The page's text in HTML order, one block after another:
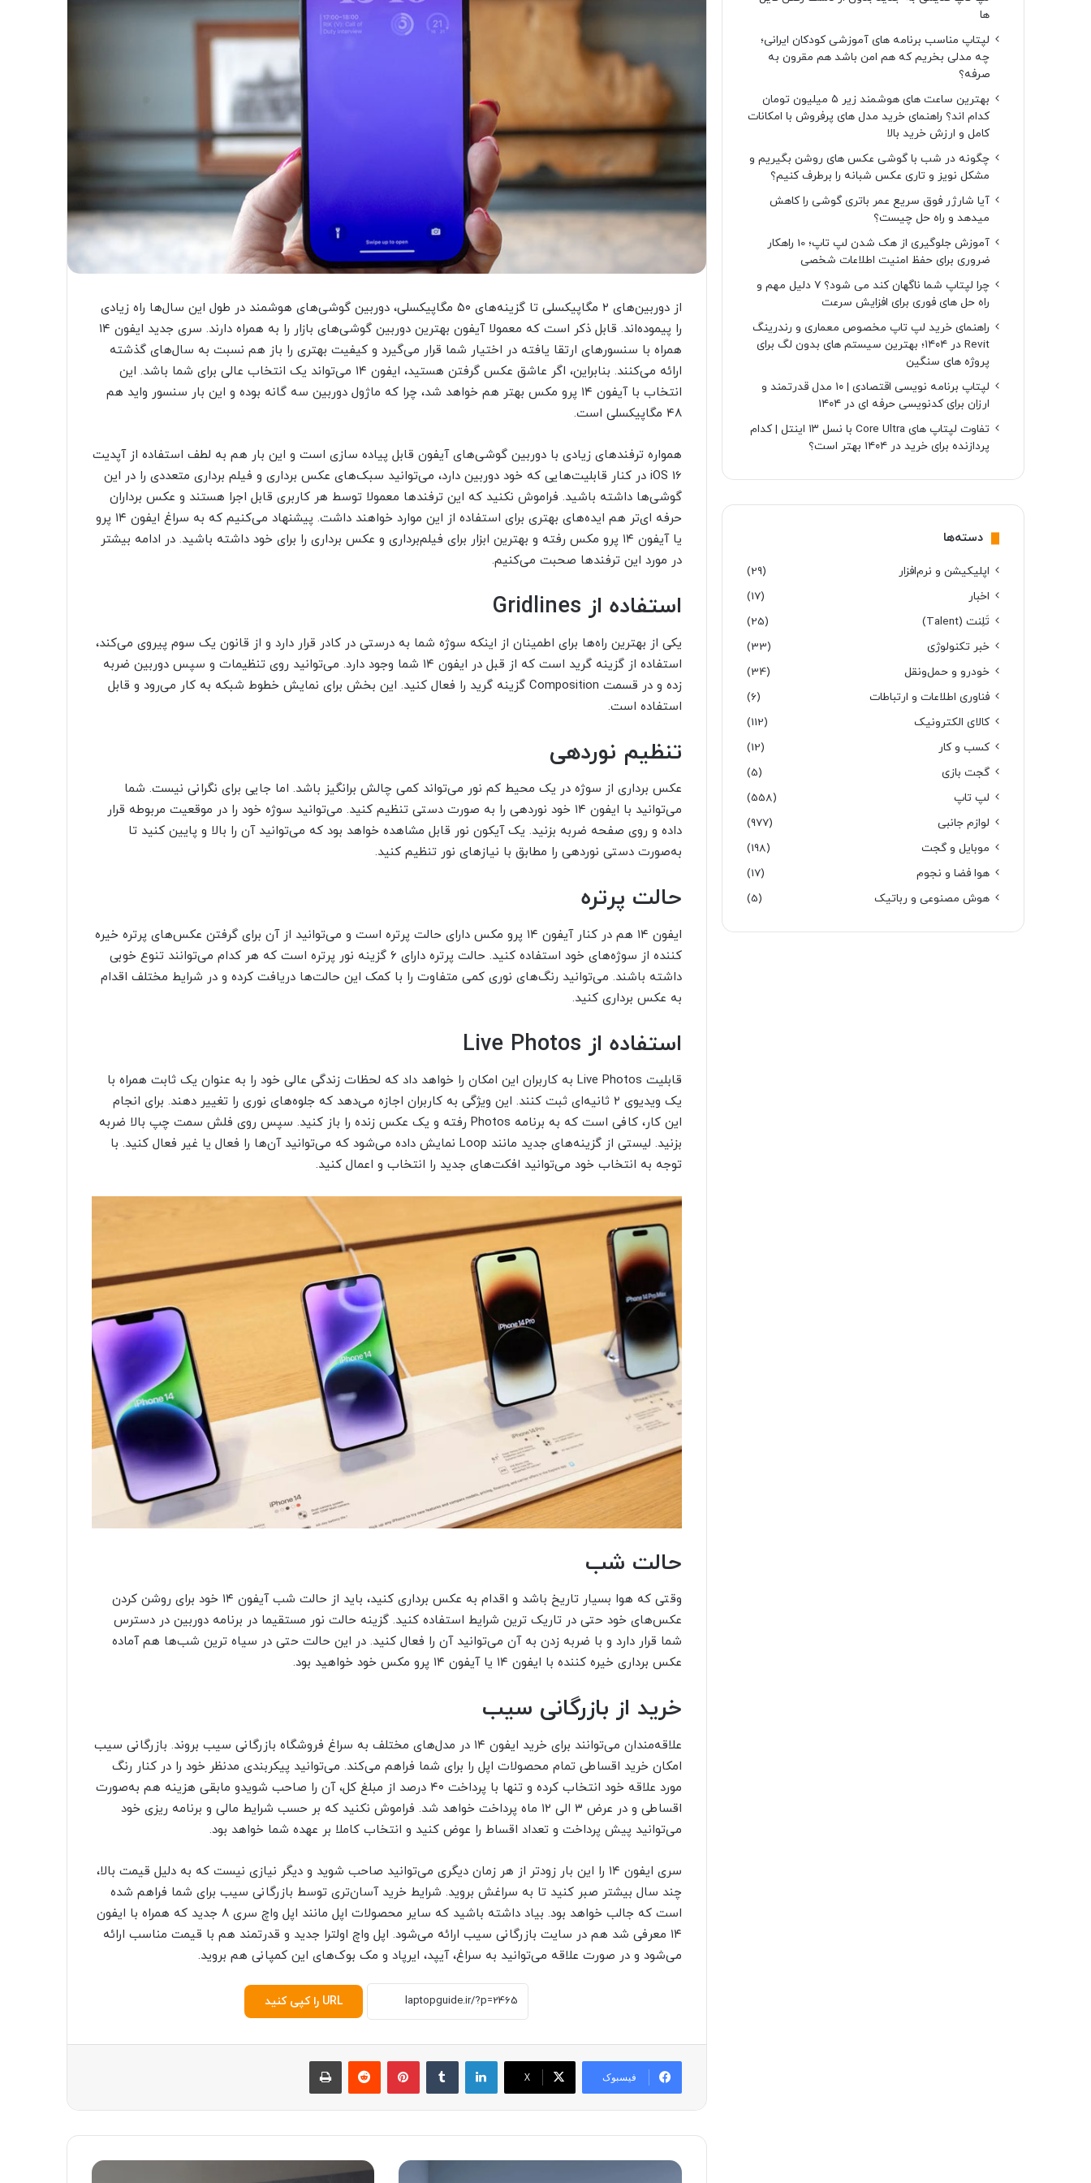
از دوربین‌های ۲ مگاپیکسلی تا گزینه‌های ۵۰ مگاپیکسلی، دوربین گوشی‌های هوشمند در طول این سال‌ها راه زیادی
را پیموده‌اند. قابل ذکر است که معمولا آیفون بهترین دوربین گوشی‌های بازار را به همراه دارند. سری جدید ایفون ۱۴
همراه با سنسورهای ارتقا یافته در اختیار شما قرار می‌گیرد و کیفیت بهتری را باز هم نسبت به سال‌های گذشته
ارائه می‌کنند. بنابراین، اگر عاشق عکس گرفتن هستید، ایفون ۱۴ می‌تواند یک انتخاب عالی برای شما باشد. این
انتخاب با آیفون ۱۴ پرو مکس بهتر هم خواهد شد، چرا که ماژول دوربین سه گانه بوده و این بار سنسور واید هم
۴۸ مگاپیکسلی است.
همواره ترفندهای زیادی با دوربین گوشی‌های آیفون قابل پیاده سازی است و این بار هم به لطف استفاده از آپدیت
iOS 16 در کنار قابلیت‌هایی که خود دوربین دارد، می‌توانید سبک‌های عکس برداری و فیلم برداری متعددی را در این
گوشی‌ها داشته باشید. فراموش نکنید که این ترفندها معمولا توسط هر کاربری قابل اجرا هستند و عکس برداران
حرفه ای‌تر هم ایده‌های بهتری برای استفاده از این موارد خواهند داشت. پیشنهاد می‌کنیم که به سراغ ایفون ۱۴ پرو
یا آیفون ۱۴ پرو مکس رفته و بهترین ابزار برای فیلم‌برداری و عکس برداری را برای خود داشته باشید. در ادامه بیشتر
در مورد این ترفندها صحبت می‌کنیم.
استفاده از Gridlines
یکی از بهترین راه‌ها برای اطمینان از اینکه سوژه شما به درستی در کادر قرار دارد و از قانون یک سوم پیروی می‌کند،
استفاده از گزینه گرید است که از قبل در ایفون ۱۴ شما وجود دارد. می‌توانید روی تنظیمات و سپس دوربین ضربه
زده و در قسمت Composition گزینه گرید را فعال کنید. این بخش برای نمایش خطوط شبکه به کار می‌رود و قابل
استفاده است.
تنظیم نوردهی
عکس برداری از سوژه در یک محیط کم نور می‌تواند کمی چالش برانگیز باشد. اما جایی برای نگرانی نیست. شما
می‌توانید با ایفون ۱۴ خود نوردهی را به صورت دستی تنظیم کنید. می‌توانید سوژه خود را در موقعیت مربوطه قرار
داده و روی صفحه ضربه بزنید. یک آیکون نور قابل مشاهده خواهد بود که می‌توانید آن را بالا و پایین کنید تا
به‌صورت دستی نوردهی را مطابق با نیازهای نور تنظیم کنید.
حالت پرتره
ایفون ۱۴ هم در کنار آیفون ۱۴ پرو مکس دارای حالت پرتره است و می‌توانید از آن برای گرفتن عکس‌های پرتره خیره
کننده از سوژه‌های خود استفاده کنید. حالت پرتره دارای ۶ گزینه نور پرتره است که هر کدام می‌توانند تنوع خوبی
داشته باشند. می‌توانید رنگ‌های نوری کمی متفاوت را با کمک این حالت‌ها دریافت کرده و در شرایط مختلف اقدام
به عکس برداری کنید.
استفاده از Live Photos
قابلیت Live Photos به کاربران این امکان را خواهد داد که لحظات زندگی عالی خود را به عنوان یک ثابت همراه با
یک ویدیوی ۲ ثانیه‌ای ثبت کنند. این ویژگی به کاربران اجازه می‌دهد که جلوه‌های نوری را تغییر دهند. برای انجام
این کار، کافی است که به برنامه Photos رفته و یک عکس زنده را باز کنید. سپس روی فلش سمت چپ بالا ضربه
بزنید. لیستی از گزینه‌های جدید مانند Loop نمایش داده می‌شود که می‌توانید آن‌ها را فعال یا غیر فعال کنید. با
توجه به انتخاب خود می‌توانید افکت‌های جدید را انتخاب و اعمال کنید.
حالت شب
وقتی که هوا بسیار تاریخ باشد و اقدام به عکس برداری کنید، باید از حالت شب آیفون ۱۴ خود برای روشن کردن
عکس‌های خود حتی در تاریک ترین شرایط استفاده کنید. گزینه‌ حالت نور مستقیما در برنامه دوربین در دسترس
شما قرار دارد و با ضربه زدن به آن می‌توانید آن را فعال کنید. در این حالت حتی در سیاه ترین شب‌ها هم آماده
عکس برداری خیره کننده با ایفون ۱۴ یا آیفون ۱۴ پرو مکس خود خواهید بود.
خرید از بازرگانی سیب
علاقه‌مندان می‌توانند برای خرید ایفون ۱۴ در مدل‌های مختلف به سراغ فروشگاه بازرگانی سیب بروند. بازرگانی سیب
امکان خرید اقساطی تمام محصولات اپل را برای شما فراهم می‌کند. می‌توانید پیکربندی مدنظر خود را در کنار رنگ
مورد علاقه خود انتخاب کرده و تنها با پرداخت ۴۰ درصد از مبلغ کل، آن را صاحب شویدو مابقی هزینه‌ هم به‌صورت
اقساطی و در عرض ۳ الی ۱۲ ماه پرداخت خواهد شد. فراموش نکنید که بر حسب شرایط مالی و برنامه ریزی خود
می‌توانید پیش پرداخت و تعداد اقساط را عوض کنید و انتخاب کاملا بر عهده شما خواهد بود.
سری ایفون ۱۴ را این بار زودتر از هر زمان دیگری می‌توانید صاحب شوید و دیگر نیازی نیست که به دلیل قیمت بالا،
چند سال بیشتر صبر کنید تا به سراغش بروید. شرایط خرید آسان‌تری توسط بازرگانی سیب برای شما فراهم شده
است که جالب خواهد بود. بیاد داشته باشید که سایر محصولات اپل مانند اپل واچ سری ۸ جدید که همراه با ایفون
۱۴ معرفی شد هم در سایت بازرگانی سیب ارائه می‌شود. اپل واچ اولترا جدید و قدرتمند هم با قیمت مناسب ارائه
می‌شود و در صورت علاقه‌ می‌توانید به سراغ، آیپد، ایرپاد و مک بوک‌های این کمپانی هم بروید.
URL را کپی کنید
فیسبوک X
لینکدین پینترست ‫رددیت
ر
م
ها
لپتاپ مناسب برنامه های آموزشی کودکان ایرانی؛
چه مدلی بخریم که هم امن باشد هم مقرون به
صرفه؟
بهترین ساعت های هوشمند زیر ۵ میلیون تومان
کدام اند؟ راهنمای خرید مدل های پرفروش با امکانات
کامل و ارزش خرید بالا
چگونه در شب با گوشی عکس های روشن بگیریم و
مشکل نویز و تاری عکس شبانه را برطرف کنیم؟
آیا شارژر فوق سریع عمر باتری گوشی را کاهش
میدهد و راه حل چیست؟
آموزش جلوگیری از هک شدن لپ تاپ؛ 10 راهکار
ضروری برای حفظ امنیت اطلاعات شخصی
چرا لپتاپ شما ناگهان کند می شود؟ ۷ دلیل مهم و
راه حل های فوری برای افزایش سرعت
راهنمای خرید لپ تاپ مخصوص معماری و رندرینگ
Revit در ۱۴۰۴؛ بهترین سیستم های بدون لگ برای
پروژه های سنگین
لپتاپ برنامه نویسی اقتصادی | ۱۰ مدل قدرتمند و
ارزان برای کدنویسی حرفه ای در ۱۴۰۴
تفاوت لپتاپ های Core Ultra با نسل ۱۳ اینتل | کدام
پردازنده برای خرید در ۱۴۰۴ بهتر است؟
دسته‌ها
اپلیکیشن و نرم‌افزار
(29)
اخبار
(17)
تَلِنت (Talent)
(25)
خبر تکنولوژی
(33)
خودرو و حمل‌و‌نقل
(34)
فناوری اطلاعات و ارتباطات
(6)
کالای الکترونیک
(112)
کسب و کار
(12)
گجت بازی
(5)
لپ تاپ
(558)
لوازم جانبی
(977)
موبایل و گجت
(198)
هوا فضا و نجوم
(17)
هوش مصنوعی و رباتیک
(5)